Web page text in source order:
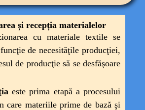
și recepția materialelor
cu materiale textile se
de necesităţile producţiei,
de producţie să se desfăşoare
este prima etapă a procesului
care materiile prime de bază şi